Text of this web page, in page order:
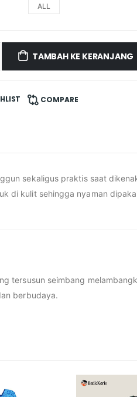
ALL
TAMBAH KE KERANJANG
COMPARE
sekaligus praktis saat
di kulit sehingga nyaman
tersusun seimbang
berbudaya.